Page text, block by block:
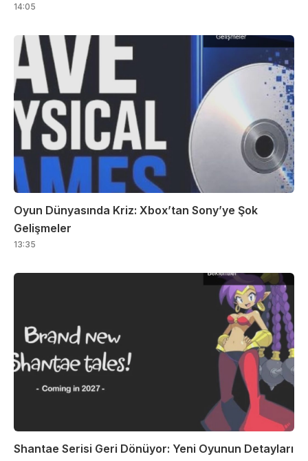
14:05
Oyun Dünyasında Kriz: Xbox’tan Sony’ye Şok
Gelişmeler
13:35
Shantae Serisi Geri Dönüyor: Yeni Oyunun Detayları